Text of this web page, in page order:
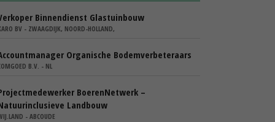
Binnendienst Glastuinbouw
BV - ZWAAGDIJK, NOORD-HOLLAND,
Organische Bodemverbeteraars
B.V. - NL
BoerenNetwerk –
Landbouw
- ABCOUDE